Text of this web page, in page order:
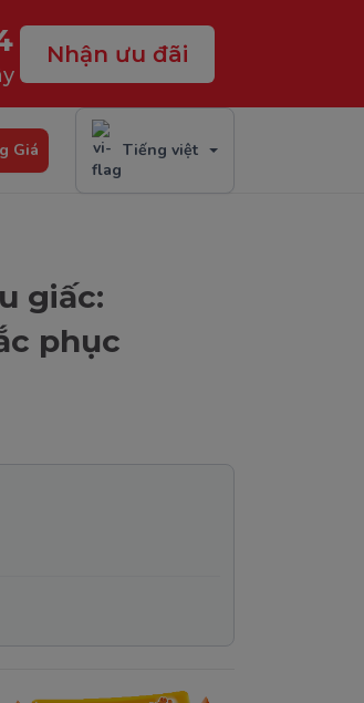
Nhận ưu đãi
Giá Tiếng việt
giấc:
phục